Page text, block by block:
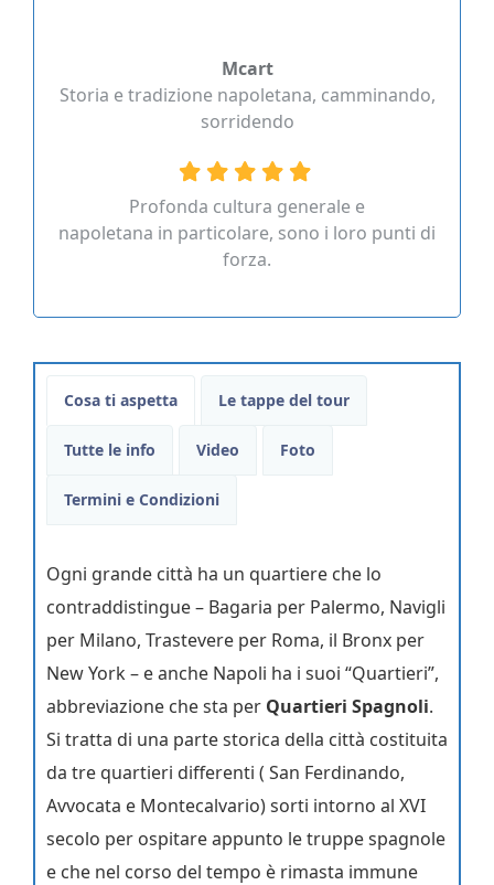
Mcart
Storia e tradizione napoletana, camminando,
sorridendo
Profonda cultura generale e
napoletana in particolare, sono i loro punti di
forza.
Cosa ti aspetta Le tappe del tour
Tutte le info Video Foto
Termini e Condizioni
Ogni grande città ha un quartiere che lo
contraddistingue – Bagaria per Palermo, Navigli
per Milano, Trastevere per Roma, il Bronx per
New York – e anche Napoli ha i suoi “Quartieri”,
abbreviazione che sta per Quartieri Spagnoli.
Si tratta di una parte storica della città costituita
da tre quartieri differenti ( San Ferdinando,
Avvocata e Montecalvario) sorti intorno al XVI
secolo per ospitare appunto le truppe spagnole
e che nel corso del tempo è rimasta immune